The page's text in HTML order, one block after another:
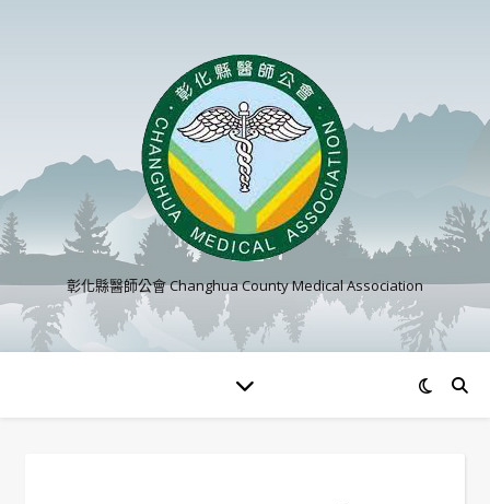
彰化縣醫師公會 Changhua County Medical Association